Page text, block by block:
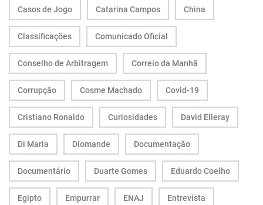
Casos de Jogo Catarina Campos China
Classificações Comunicado Oficial
Conselho de Arbitragem Correio da Manhã
Corrupção Cosme Machado Covid-19
Cristiano Ronaldo Curiosidades David Elleray
Di Maria Diomande Documentação
Documentário Duarte Gomes Eduardo Coelho
Egipto Empurrar ENAJ Entrevista